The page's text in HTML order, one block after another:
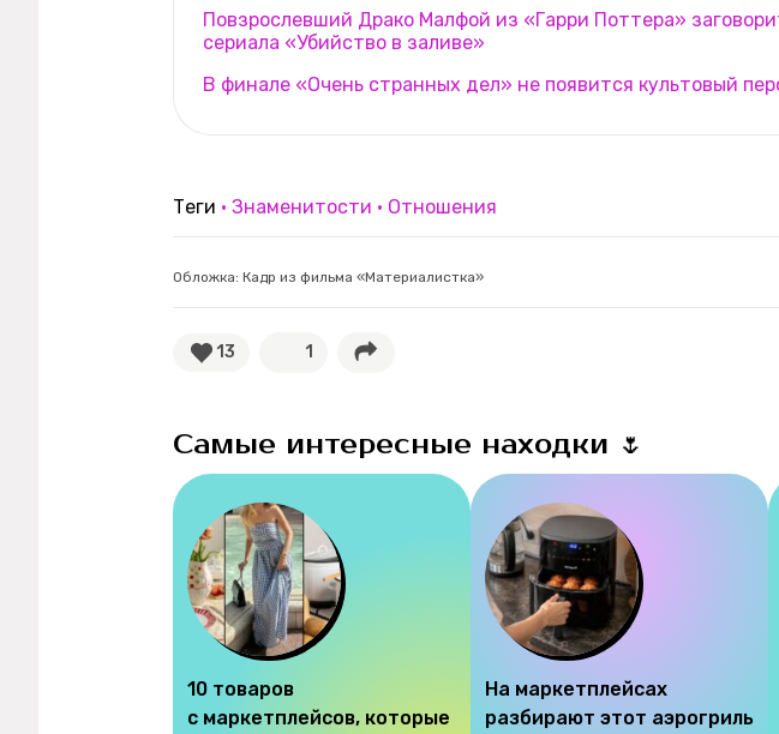
Повзрослевший Драко Малфой из «Гарри Поттера»
сериала «Убийство в заливе»
В финале «Очень странных дел» не появится культовый
Теги Знаменитости Отношения
Обложка: Кадр из фильма «Материалистка»
13 1
Самые интересные находки 🌷
10 товаров
с маркетплейсов, которые
На маркетплейсах
разбирают этот аэрогриль